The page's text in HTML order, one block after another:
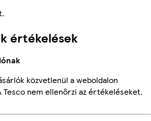
értékelések
közvetlenül a weboldalon
Tesco nem ellenőrzi az értékeléseket.